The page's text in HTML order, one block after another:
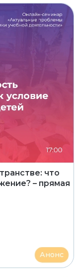
что
– прямая
Анонс